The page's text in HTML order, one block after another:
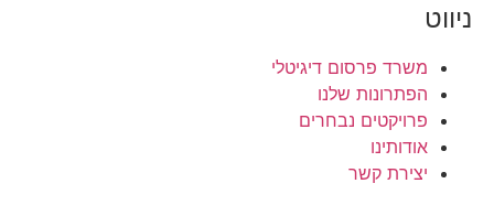
ניווט
משרד פרסום דיגיטלי
הפתרונות שלנו
פרויקטים נבחרים
אודותינו
יצירת קשר